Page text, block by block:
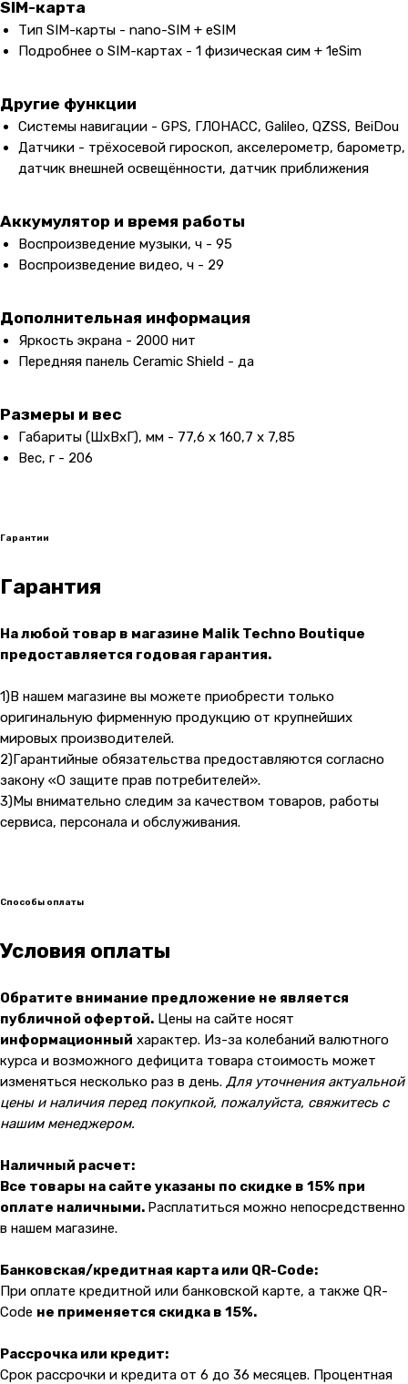
SIM-карта
Тип SIM-карты - nano-SIM + eSIM
Подробнее о SIM-картах - 1 физическая сим + 1eSim
Другие функции
Системы навигации - GPS, ГЛОНАСС, Galileo, QZSS, BeiDou
Датчики - трёхосевой гироскоп, акселерометр, барометр,
датчик внешней освещённости, датчик приближения
Аккумулятор и время работы
Воспроизведение музыки, ч - 95
Воспроизведение видео, ч - 29
Дополнительная информация
Яркость экрана - 2000 нит
Передняя панель Ceramic Shield - да
Размеры и вес
Габариты (ШxВxГ), мм - 77,6 x 160,7 x 7,85
Вес, г - 206
Гарантии
Гарантия
На любой товар в магазине Malik Techno Boutique
предоставляется годовая гарантия.
1)В нашем магазине вы можете приобрести только
оригинальную фирменную продукцию от крупнейших
мировых производителей.
2)Гарантийные обязательства предоставляются согласно
закону «О защите прав потребителей».
3)Мы внимательно следим за качеством товаров, работы
сервиса, персонала и обслуживания.
Способы оплаты
Условия оплаты
Обратите внимание предложение не является
публичной офертой. Цены на сайте носят
информационный характер. Из-за колебаний валютного
курса и возможного дефицита товара стоимость может
изменяться несколько раз в день. Для уточнения актуальной
цены и наличия перед покупкой, пожалуйста, свяжитесь с
нашим менеджером.
Наличный расчет:
Все товары на сайте указаны по скидке в 15% при
оплате наличными. Расплатиться можно непосредственно
в нашем магазине.
Банковская/кредитная карта или QR-Code:
При оплате кредитной или банковской карте, а также QR-
Code не применяется скидка в 15%.
Рассрочка или кредит:
Срок рассрочки и кредита от 6 до 36 месяцев. Процентная
Клиентам
+7 (965) 666-66-8
Оплата и доставка
Адрес магазина:
Карла Маркса 25, 1 этаж
Показать на карте
Пн-Пт: 10:00 — 21:00
vk
Навигация
О компании
@ 2019-2026 imalik.ru | Политика конфиденциальности
Разработка: youx.agency